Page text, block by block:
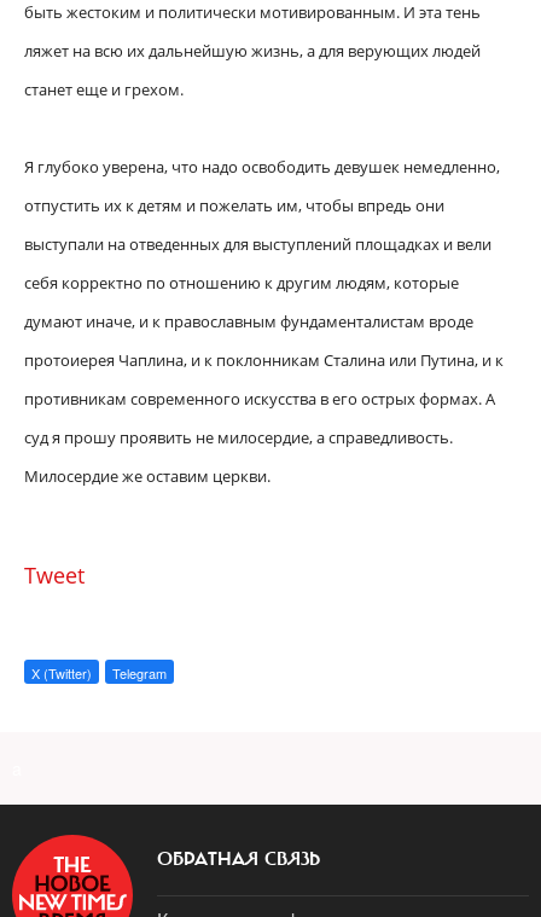
быть жестоким и политически мотивированным. И эта тень
ляжет на всю их дальнейшую жизнь, а для верующих людей
станет еще и грехом.
Я глубоко уверена, что надо освободить девушек немедленно,
отпустить их к детям и пожелать им, чтобы впредь они
выступали на отведенных для выступлений площадках и вели
себя корректно по отношению к другим людям, которые
думают иначе, и к православным фундаменталистам вроде
протоиерея Чаплина, и к поклонникам Сталина или Путина, и к
противникам современного искусства в его острых формах. А
суд я прошу проявить не милосердие, а справедливость.
Милосердие же оставим церкви.
Tweet
X (Twitter) Telegram
ОБРАТНАЯ СВЯЗЬ